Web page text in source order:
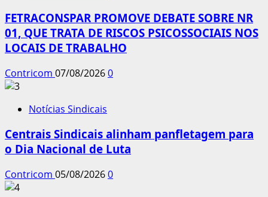
FETRACONSPAR PROMOVE DEBATE SOBRE NR
01, QUE TRATA DE RISCOS PSICOSSOCIAIS NOS
LOCAIS DE TRABALHO
Contricom 07/08/20260
Notícias Sindicais
Centrais Sindicais alinham panfletagem para
o Dia Nacional de Luta
Contricom 05/08/20260